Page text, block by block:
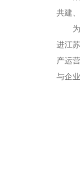
共建
进江
产运
与企